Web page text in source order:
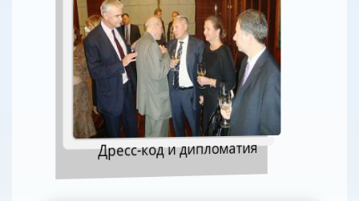
Дресс-код и дипломатия